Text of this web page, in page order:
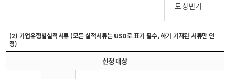
도 상반기
(2) 기업유형별실적서류 (모든 실적서류는 USD로 표기 필수, 하기 기재된 서류만 인
정)
신청대상